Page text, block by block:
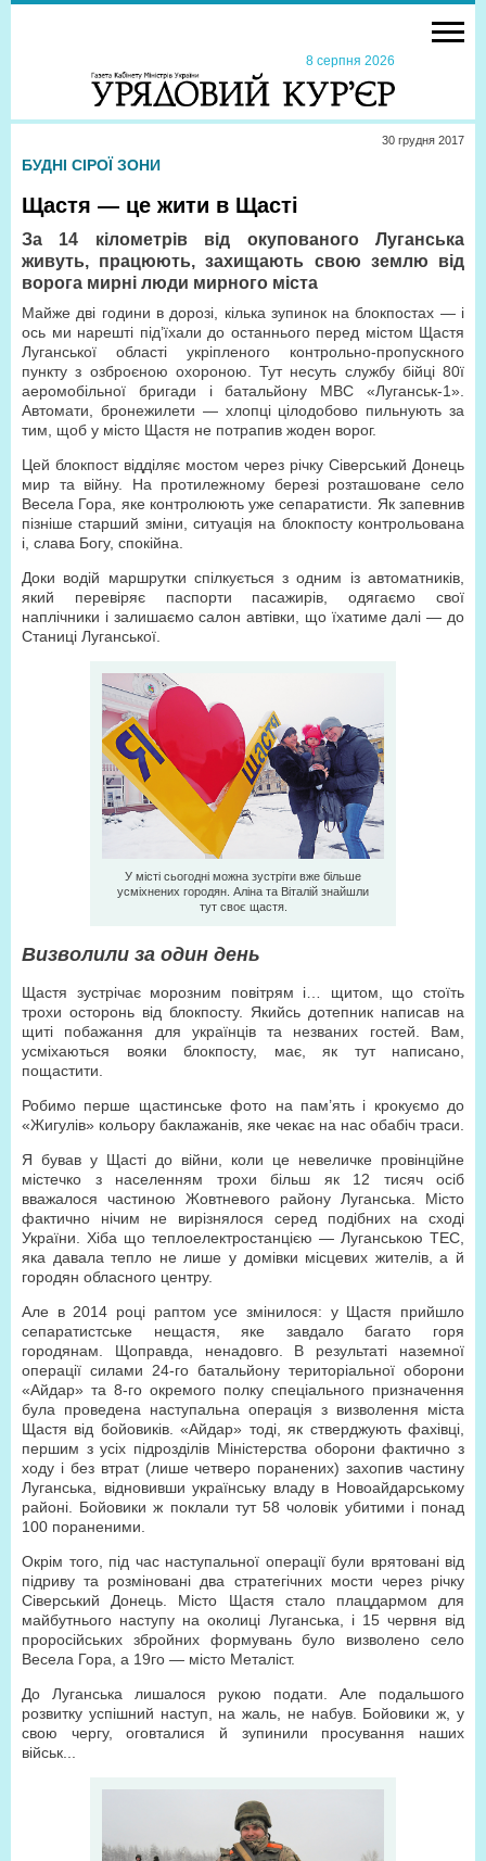
8 серпня 2026
30 грудня 2017
БУДНІ СІРОЇ ЗОНИ
Щастя — це жити в Щасті
За 14 кілометрів від окупованого Луганська
живуть, працюють, захищають свою землю від
ворога мирні люди мирного міста
Майже дві години в дорозі, кілька зупинок на блокпостах — і
ось ми нарешті під’їхали до останнього перед містом Щастя
Луганської області укріпленого контрольно-пропускного
пункту з озброєною охороною. Тут несуть службу бійці 80ї
аеромобільної бригади і батальйону МВС «Луганськ-1».
Автомати, бронежилети — хлопці цілодобово пильнують за
тим, щоб у місто Щастя не потрапив жоден ворог.
Цей блокпост відділяє мостом через річку Сіверський Донець
мир та війну. На протилежному березі розташоване село
Весела Гора, яке контролюють уже сепаратисти. Як запевнив
пізніше старший зміни, ситуація на блокпосту контрольована
і, слава Богу, спокійна.
Доки водій маршрутки спілкується з одним із автоматників,
який перевіряє паспорти пасажирів, одягаємо свої
наплічники і залишаємо салон автівки, що їхатиме далі — до
Станиці Луганської.
У місті сьогодні можна зустріти вже більше
усміхнених городян. Аліна та Віталій знайшли
тут своє щастя.
Визволили за один день
Щастя зустрічає морозним повітрям і… щитом, що стоїть
трохи осторонь від блокпосту. Якийсь дотепник написав на
щиті побажання для українців та незваних гостей. Вам,
усміхаються вояки блокпосту, має, як тут написано,
пощастити.
Робимо перше щастинське фото на пам’ять і крокуємо до
«Жигулів» кольору баклажанів, яке чекає на нас обабіч траси.
Я бував у Щасті до війни, коли це невеличке провінційне
містечко з населенням трохи більш як 12 тисяч осіб
вважалося частиною Жовтневого району Луганська. Місто
фактично нічим не вирізнялося серед подібних на сході
України. Хіба що теплоелектростанцією — Луганською ТЕС,
яка давала тепло не лише у домівки місцевих жителів, а й
городян обласного центру.
Але в 2014 році раптом усе змінилося: у Щастя прийшло
сепаратистське нещастя, яке завдало багато горя
городянам. Щоправда, ненадовго. В результаті наземної
операції силами 24-го батальйону територіальної оборони
«Айдар» та 8-го окремого полку спеціального призначення
була проведена наступальна операція з визволення міста
Щастя від бойовиків. «Айдар» тоді, як стверджують фахівці,
першим з усіх підрозділів Міністерства оборони фактично з
ходу і без втрат (лише четверо поранених) захопив частину
Луганська, відновивши українську владу в Новоайдарському
районі. Бойовики ж поклали тут 58 чоловік убитими і понад
100 пораненими.
Окрім того, під час наступальної операції були врятовані від
підриву та розміновані два стратегічних мости через річку
Сіверський Донець. Місто Щастя стало плацдармом для
майбутнього наступу на околиці Луганська, і 15 червня від
проросійських збройних формувань було визволено село
Весела Гора, а 19го — місто Металіст.
До Луганська лишалося рукою подати. Але подальшого
розвитку успішний наступ, на жаль, не набув. Бойовики ж, у
свою чергу, оговталися й зупинили просування наших
військ...